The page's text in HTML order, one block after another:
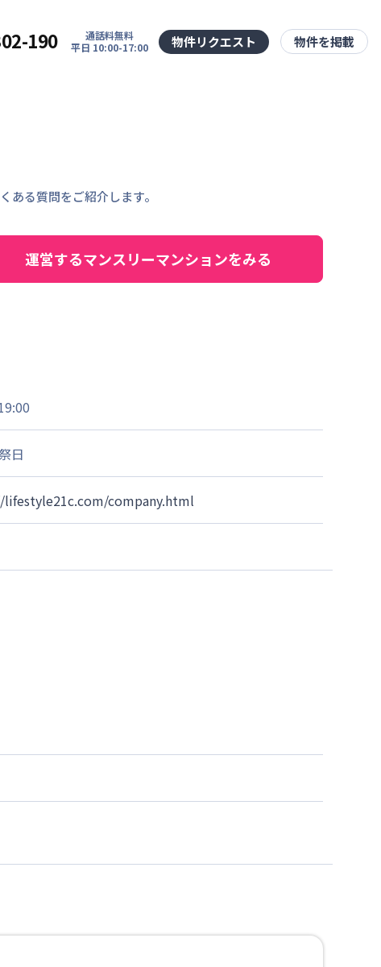
190
通話料無料
平日 10:00-17:00
物件リクエスト 物件を掲載
る質問をご紹介します。
運営するマンスリーマンションをみる
日
company.html